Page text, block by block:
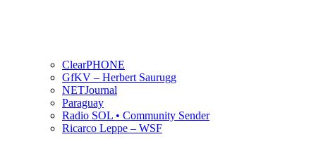
ClearPHONE
GfKV – Herbert Saurugg
NETJournal
Paraguay
Radio SOL • Community Sender
Ricarco Leppe – WSF